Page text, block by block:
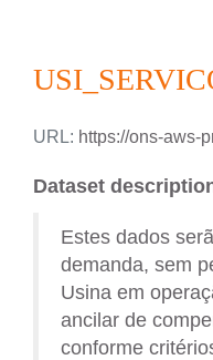
URL: https://ons-aws-prod-
Dataset
Estes dados
demanda, sem
Usina em
ancilar de
conforme